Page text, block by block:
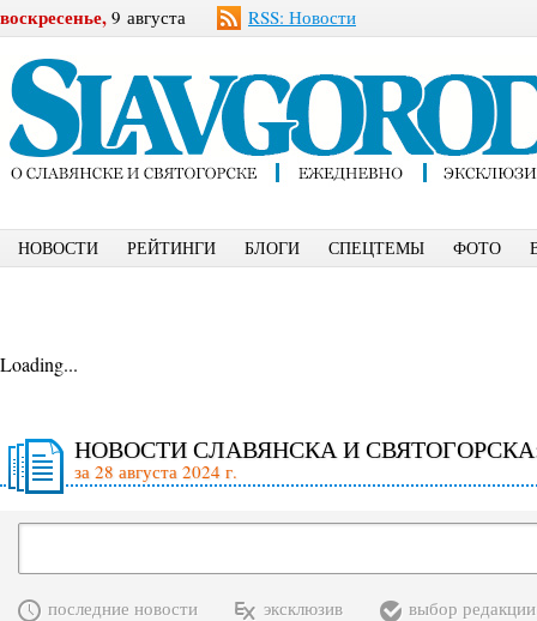
воскресенье, 9 августа RSS: Новости
НОВОСТИ РЕЙТИНГИ БЛОГИ СПЕЦТЕМЫ ФОТО
Loading...
НОВОСТИ СЛАВЯНСКА И
за 28 августа 2024 г.
последние новости эксклюзив выбор редакции